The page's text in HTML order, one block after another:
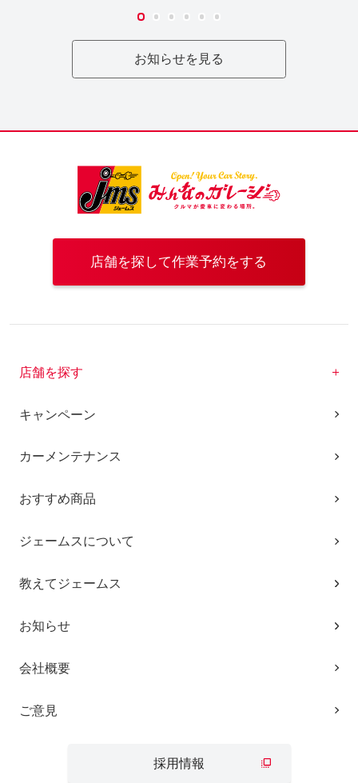
お知らせを見る
店舗を探して作業予約をする
店舗を探す
キャンペーン
カーメンテナンス
おすすめ商品
ジェームスについて
教えてジェームス
お知らせ
会社概要
ご意見
採用情報